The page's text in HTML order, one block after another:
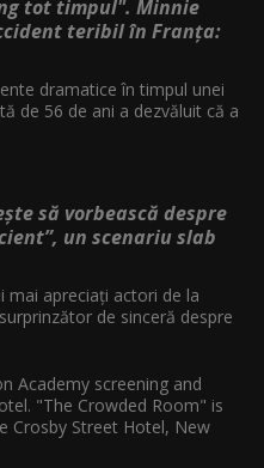
tot timpul". Minnie
teribil în Franța:
dramatice în timpul unei
de 56 de ani a dezvăluit că a
să vorbească despre
un scenariu slab
mai apreciați actori de la
de sinceră despre